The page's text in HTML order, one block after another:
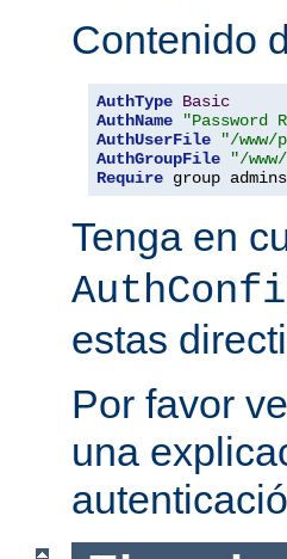
Contenido
AuthType Basic
AuthName
"Password
AuthUserFile
"/
AuthGroupFile
"/
Require group admins
Tenga en
estas
Por favor
una